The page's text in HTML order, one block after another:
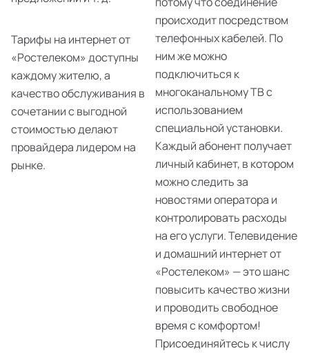
Тарифы на интернет от
«Ростелеком» доступны
каждому жителю, а
качество обслуживания в
сочетании с выгодной
стоимостью делают
провайдера лидером на
рынке.
происходит посредством
телефонных кабелей. По
ним же можно
подключиться к
многоканальному ТВ с
использованием
специальной установки.
Каждый абонент получает
личный кабинет, в котором
можно следить за
новостями оператора и
контролировать расходы
на его услуги. Телевидение
и домашний интернет от
«Ростелеком» — это шанс
повысить качество жизни
и проводить свободное
время с комфортом!
Присоединяйтесь к числу